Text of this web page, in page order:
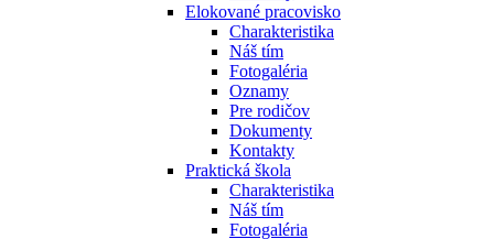
Elokované pracovisko
Charakteristika
Náš tím
Fotogaléria
Oznamy
Pre rodičov
Dokumenty
Kontakty
Praktická škola
Charakteristika
Náš tím
Fotogaléria